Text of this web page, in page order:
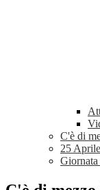
C'è di
25